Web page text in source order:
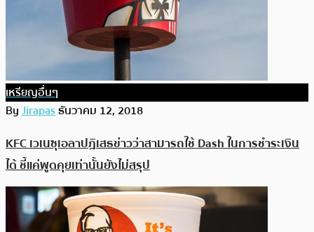
เหรียญอื่นๆ
ByJirapasธันวาคม 12, 2018
KFC เวเนซุเอลาปฎิเสธข่าวว่าสามารถใช้ Dash ในการชำระเงิน
ได้ ชี้แค่พูดคุยเท่านั้นยังไม่สรุป